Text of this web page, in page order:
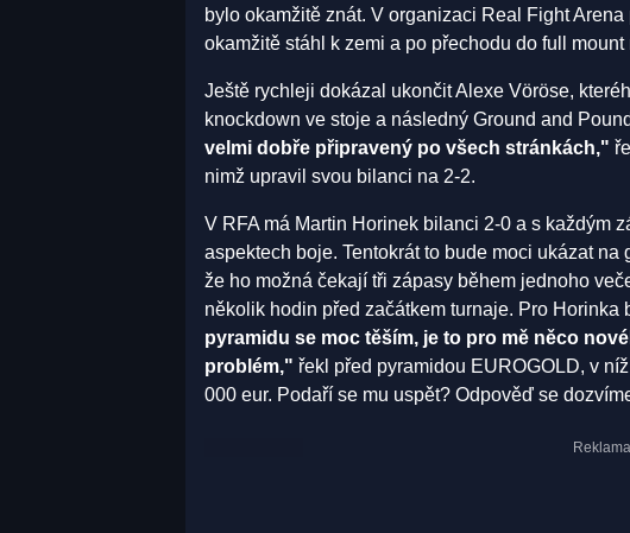
bylo okamžitě znát. V organizaci Real Fight
okamžitě stáhl k zemi a po přechodu do full
Ještě rychleji dokázal ukončit Alexe Vöröse,
knockdown ve stoje a následný Ground and
velmi dobře připravený po všech stránkách,"
nimž upravil svou bilanci na 2-2.
V RFA má Martin Horinek bilanci 2-0 a s každým
aspektech boje. Tentokrát to bude moci ukázat
že ho možná čekají tři zápasy během jednoho
několik hodin před začátkem turnaje. Pro Horinka
pyramidu se moc těším, je to pro mě něco
problém," řekl před pyramidou EUROGOLD, v
000 eur. Podaří se mu uspět? Odpověď se